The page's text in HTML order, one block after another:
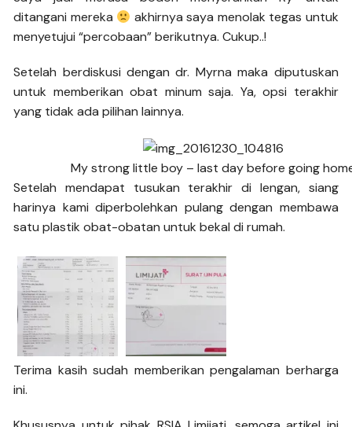
ditangani mereka
akhirnya saya menolak tegas untuk
menyetujui “percobaan” berikutnya. Cukup..!
Setelah berdiskusi dengan dr. Myrna maka diputuskan
untuk memberikan obat minum saja. Ya, opsi terakhir
yang tidak ada pilihan lainnya.
My strong little boy – last day before going
Setelah mendapat tusukan terakhir di lengan, siang
harinya kami diperbolehkan pulang dengan membawa
satu plastik obat-obatan untuk bekal di rumah.
Terima kasih sudah memberikan pengalaman berharga
ini.